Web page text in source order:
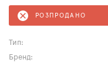
РОЗПРОДАНО
Тип:
Бренд: